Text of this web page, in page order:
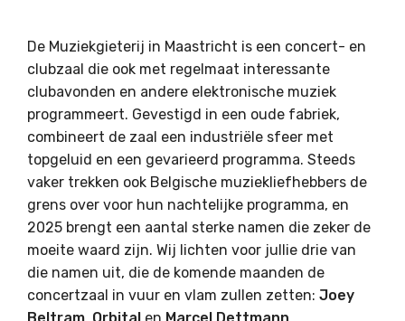
De Muziekgieterij in Maastricht is een concert- en
clubzaal die ook met regelmaat interessante
clubavonden en andere elektronische muziek
programmeert. Gevestigd in een oude fabriek,
combineert de zaal een industriële sfeer met
topgeluid en een gevarieerd programma. Steeds
vaker trekken ook Belgische muziekliefhebbers de
grens over voor hun nachtelijke programma, en
2025 brengt een aantal sterke namen die zeker de
moeite waard zijn. Wij lichten voor jullie drie van
die namen uit, die de komende maanden de
concertzaal in vuur en vlam zullen zetten: Joey
Beltram Orbital en Marcel Dettmann